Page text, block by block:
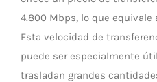
4.800 Mbps, lo que equivale
Esta velocidad de
puede ser especialmente
trasladan grandes